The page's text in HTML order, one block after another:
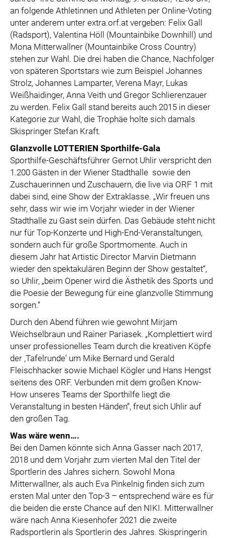
an folgende Athletinnen und Athleten per Online-Voting
unter anderem unter extra.orf.at vergeben: Felix Gall
(Radsport), Valentina Höll (Mountainbike Downhill) und
Mona Mitterwallner (Mountainbike Cross Country)
stehen zur Wahl. Die drei haben die Chance, Nachfolger
von späteren Sportstars wie zum Beispiel Johannes
Strolz, Johannes Lamparter, Verena Mayr, Lukas
Weißhaidinger, Anna Veith und Gregor Schlierenzauer
zu werden. Felix Gall stand bereits auch 2015 in dieser
Kategorie zur Wahl, die Trophäe holte sich damals
Skispringer Stefan Kraft.
Glanzvolle LOTTERIEN Sporthilfe-Gala
Sporthilfe-Geschäftsführer Gernot Uhlir verspricht den
1.200 Gästen in der Wiener Stadthalle sowie den
Zuschauerinnen und Zuschauern, die live via ORF 1 mit
dabei sind, eine Show der Extraklasse. „Wir freuen uns
sehr, dass wir wie im Vorjahr wieder in der Wiener
Stadthalle zu Gast sein dürfen. Das Gebäude steht nicht
nur für Top-Konzerte und High-End-Veranstaltungen,
sondern auch für große Sportmomente. Auch in
diesem Jahr hat Artistic Director Marvin Dietmann
wieder den spektakulären Beginn der Show gestaltet“,
so Uhlir, „beim Opener wird die Ästhetik des Sports und
die Poesie der Bewegung für eine glanzvolle Stimmung
sorgen.“
Durch den Abend führen wie gewohnt Mirjam
Weichselbraun und Rainer Pariasek. „Komplettiert wird
unser professionelles Team durch die kreativen Köpfe
der ,Tafelrunde‘ um Mike Bernard und Gerald
Fleischhacker sowie Michael Kögler und Hans Hengst
seitens des ORF. Verbunden mit dem großen Know-
How unseres Teams der Sporthilfe liegt die
Veranstaltung in besten Händen“, freut sich Uhlir auf
den großen Tag.
Was wäre wenn….
Bei den Damen könnte sich Anna Gasser nach 2017,
2018 und dem Vorjahr zum vierten Mal den Titel der
Sportlerin des Jahres sichern. Sowohl Mona
Mitterwallner, als auch Eva Pinkelnig finden sich zum
ersten Mal unter den Top-3 – entsprechend wäre es für
die beiden die erste Chance auf den NIKI. Mitterwallner
wäre nach Anna Kiesenhofer 2021 die zweite
Radsportlerin als Sportlerin des Jahres. Skispringerin